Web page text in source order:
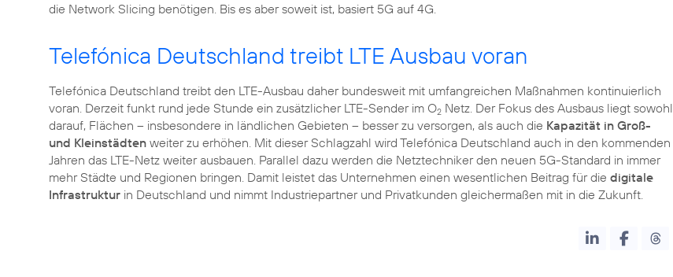
die Network Slicing benötigen. Bis es aber soweit ist, basiert 5G auf 4G.
Telefónica Deutschland treibt LTE Ausbau voran
Telefónica Deutschland treibt den LTE-Ausbau daher bundesweit mit umfangreichen Maßnahmen kontinuierlich
voran. Derzeit funkt rund jede Stunde ein zusätzlicher LTE-Sender im O2 Netz. Der Fokus des Ausbaus liegt sowohl
darauf, Flächen – insbesondere in ländlichen Gebieten – besser zu versorgen, als auch die Kapazität in Groß-
und Kleinstädten weiter zu erhöhen. Mit dieser Schlagzahl wird Telefónica Deutschland auch in den kommenden
Jahren das LTE-Netz weiter ausbauen. Parallel dazu werden die Netztechniker den neuen 5G-Standard in immer
mehr Städte und Regionen bringen. Damit leistet das Unternehmen einen wesentlichen Beitrag für die digitale
Infrastruktur in Deutschland und nimmt Industriepartner und Privatkunden gleichermaßen mit in die Zukunft.